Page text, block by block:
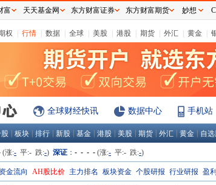
权 行情 数据 全球 美股 港股 期货 外汇 黄金
全球财经快讯 数据中心 手机站
板块 排行 新股 基金 港股 美股 期货 外汇 黄金 自
(涨:- 平:- 跌:-) 深证 ： - - - - (涨:- 平:- 跌:-)
资金流向 AH股比价 主力排名 板块资金 个股研报 行业研报 盈
富 天天基金网 东方财富证券 东方财富期货 妙想